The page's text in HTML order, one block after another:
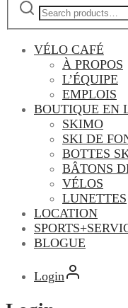
VÉLO CAFÉ
À PROPOS
L’ÉQUIPE
EMPLOIS
BOUTIQUE EN
SKIMO
SKI DE
BOTTES
BÂTONS
VÉLOS
LUNETTES
LOCATION
BLOGUE
Login